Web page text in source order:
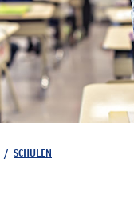
/ SCHULEN